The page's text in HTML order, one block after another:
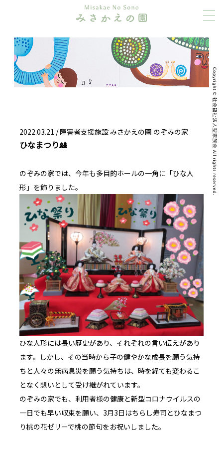
2022.03.21 /障害者支援施設 みさかえの園 のぞみの家
ひなまつり🎎
のぞみの家では、今年も多目的ホールの一角に「ひな人
形」を飾りました。
ひな人形には長い歴史があり、それぞれの言い伝えがあり
ます。しかし、その当時から子の健やかな成長を願う気持
ちと人々の無病息災を願う気持ちは、時を経ても変わるこ
となく想いとして受け継がれています。
のぞみの家でも、利用者様の健康と新型コロナウイルスの
一日でも早い収束を願い、3月3日はちらし寿司とひなまつ
り桃の花ゼリーで桃の節句をお祝いしました。